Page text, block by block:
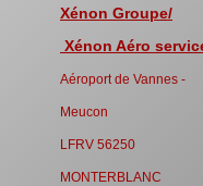
Xénon Groupe/
Xénon Aéro
Aéroport de Vannes -
Meucon
LFRV 56250
MONTERBLANC